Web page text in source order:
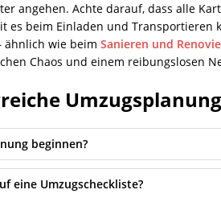
angehen. Achte darauf, dass alle
beim Einladen und Transportieren
wie beim Sanieren und
Chaos und einem reibungslosen
Umzugsplanung
beginnen?
eine Umzugscheckliste?